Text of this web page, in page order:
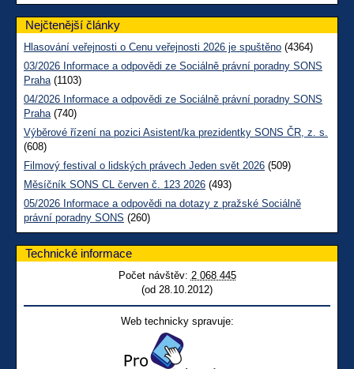
Nejčtenější články
Hlasování veřejnosti o Cenu veřejnosti 2026 je spuštěno (4364)
03/2026 Informace a odpovědi ze Sociálně právní poradny SONS
Praha(1103)
04/2026 Informace a odpovědi ze Sociálně právní poradny SONS
Praha(740)
Výběrové řízení na pozici Asistent/ka prezidentky SONS ČR, z. s.
(608)
Filmový festival o lidských právech Jeden svět 2026 (509)
Měsíčník SONS CL červen č. 123 2026 (493)
05/2026 Informace a odpovědi na dotazy z pražské Sociálně
právní poradny SONS (260)
Technické informace
Počet návštěv: 2 068 445
(od 28.10.2012)
Web technicky spravuje: